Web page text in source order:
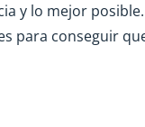
y lo mejor
para conseguir